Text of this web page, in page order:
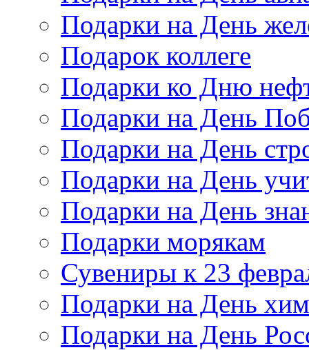
Подарки на День
Подарок коллеге
Подарки ко Дню
Подарки на День
Подарки на День
Подарки на День
Подарки на День
Подарки морякам
Сувениры к 23
Подарки на День
Подарки на День